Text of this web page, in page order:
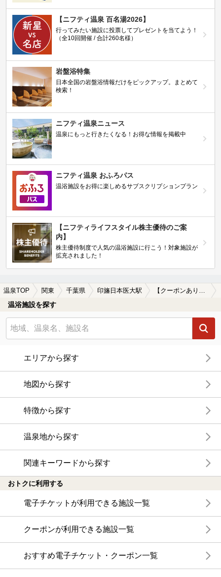
【ニフティ温泉 百名湯2026】
行ってみたい施設に投票してプレゼントを当てよう！
（全10回開催 / 合計260名様）
岩盤浴特集
日本全国の岩盤浴情報だけをピックアップ。まとめて
検索！
ニフティ温泉ニュース
温泉にもっと行きたくなる！お得な情報を掲載中
ニフティ温泉 おふろパス
温浴施設をお得に楽しめるサブスクリプションプラン
【ニフティライフスタイル株主優待のご案
内】
株主優待制度で人気の温浴施設に行こう！対象施設が
拡充されました！
温泉TOP 関東 千葉県 印旛日本医大駅 【クーポンあり】露天風呂が楽しめる印旛日本医大駅近くの温泉、日帰り温泉、スーパー銭湯おすすめ
温浴施設を探す
エリアから探す
地図から探す
特徴から探す
温泉地から探す
関連キーワードから探す
おトクに利用する
電子チケットが利用できる施設一覧
クーポンが利用できる施設一覧
おすすめ電子チケット・クーポン一覧